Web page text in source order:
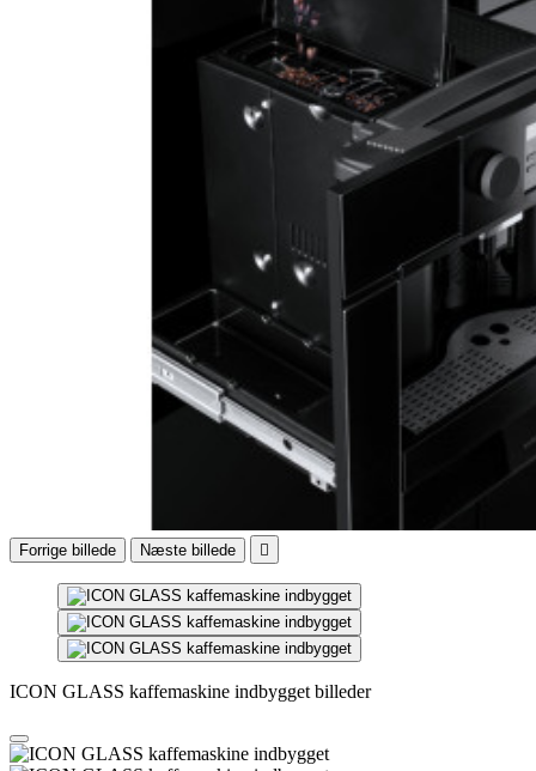
Forrige billede Næste billede 
ICON GLASS kaffemaskine indbygget billeder